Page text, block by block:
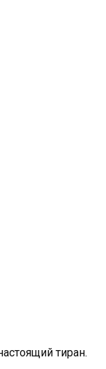
тиран.